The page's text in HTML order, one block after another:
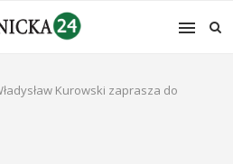
Kurowski zaprasza do